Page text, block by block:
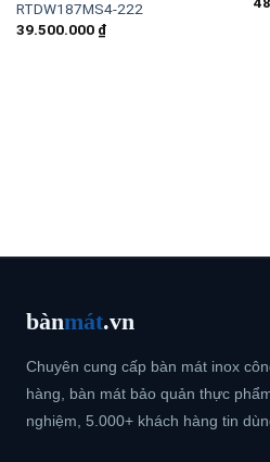
RTDW187MS4-222
39.500.000 ₫
bànmát.vn
Chuyên cung cấp bàn mát inox
hàng, bàn mát bảo quản thực
nghiệm, 5.000+ khách hàng tin